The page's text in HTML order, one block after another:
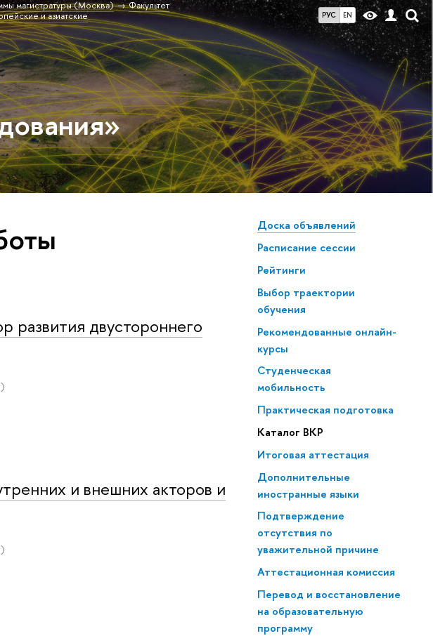
РУС EN
магистратуры (Москва)
Факультет
и азиатские
Доска объявлений
Расписание сессии
Рейтинги
Выбор траектории
обучения
Рекомендованные онлайн-
курсы
Студенческая
мобильность
Практическая подготовка
Каталог ВКР
Итоговая аттестация
Дополнительные
иностранные языки
Подтверждение
отсутствия по
уважительной причине
Аттестационная комиссия
Перевод и восстановление
на образовательную
программу
развития двустороннего
и внешних акторов и